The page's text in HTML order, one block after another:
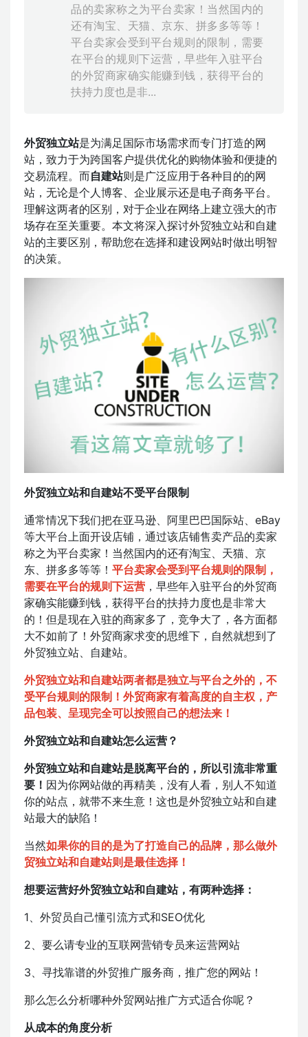
品的卖家称之为平台卖家！当然国内的
还有淘宝、天猫、京东、拼多多等等！
平台卖家会受到平台规则的限制，需要
在平台的规则下运营，早些年入驻平台
的外贸商家确实能赚到钱，获得平台的
扶持力度也是非...
外贸独立站是为满足国际市场需求而专门打造的网
站，致力于为跨国客户提供优化的购物体验和便捷的
交易流程。而自建站则是广泛应用于各种目的的网
站，无论是个人博客、企业展示还是电子商务平台。
理解这两者的区别，对于企业在网络上建立强大的市
场存在至关重要。本文将深入探讨外贸独立站和自建
站的主要区别，帮助您在选择和建设网站时做出明智
的决策。
外贸独立站和自建站不受平台限制
通常情况下我们把在亚马逊、阿里巴巴国际站、eBay
等大平台上面开设店铺，通过该店铺售卖产品的卖家
称之为平台卖家！当然国内的还有淘宝、天猫、京
东、拼多多等等！ 平台卖家会受到平台规则的限制，
需要在平台的规则下运营 ，早些年入驻平台的外贸商
家确实能赚到钱，获得平台的扶持力度也是非常大
的！但是现在入驻的商家多了，竞争大了，各方面都
大不如前了！外贸商家求变的思维下，自然就想到了
外贸独立站、自建站。
外贸独立站和自建站两者都是独立与平台之外的，不
受平台规则的限制！外贸商家有着高度的自主权，产
品包装、呈现完全可以按照自己的想法来！
外贸独立站和自建站怎么运营？
外贸独立站和自建站是脱离平台的，所以引流非常重
要！ 因为你网站做的再精美，没有人看，别人不知道
你的站点，就带不来生意！这也是外贸独立站和自建
站最大的缺陷！
当然如果你的目的是为了打造自己的品牌，那么做外
贸独立站和自建站则是最佳选择！
想要运营好外贸独立站和自建站，有两种选择：
1、外贸员自己懂引流方式和SEO优化
2、要么请专业的互联网营销专员来运营网站
3、寻找靠谱的外贸推广服务商，推广您的网站！
那么怎么分析哪种外贸网站推广方式适合你呢？
从成本的角度分析